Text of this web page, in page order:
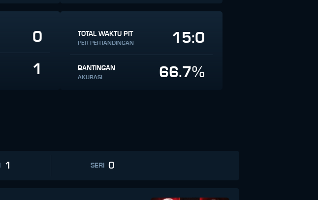
0
1
TOTAL WAKTU PIT
PER PERTANDINGAN 15:0
BANTINGAN
AKURASI 66.7%
1 SERI 0